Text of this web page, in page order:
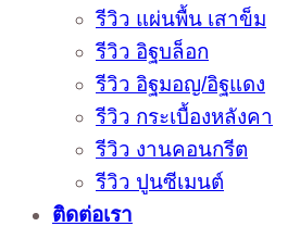
รีวิว แผ่นพื้น เสาข็ม
รีวิว อิฐบล็อก
รีวิว อิฐมอญ/อิฐแดง
รีวิว กระเบื้องหลังคา
รีวิว งานคอนกรีต
รีวิว ปูนซีเมนต์
ติดต่อเรา